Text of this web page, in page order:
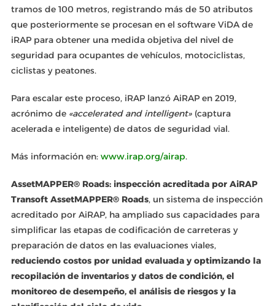
tramos de 100 metros, registrando más de 50 atributos
que posteriormente se procesan en el software ViDA de
iRAP para obtener una medida objetiva del nivel de
seguridad para ocupantes de vehículos, motociclistas,
ciclistas y peatones.
Para escalar este proceso, iRAP lanzó AiRAP en 2019,
acrónimo de «accelerated and intelligent»(captura
acelerada e inteligente) de datos de seguridad vial.
Más información en: www.irap.org/airap.
AssetMAPPER® Roads: inspección acreditada por AiRAP
Transoft AssetMAPPER® Roads, un sistema de inspección
acreditado por AiRAP, ha ampliado sus capacidades para
simplificar las etapas de codificación de carreteras y
preparación de datos en las evaluaciones viales,
reduciendo costos por unidad evaluada y optimizando la
recopilación de inventarios y datos de condición, el
monitoreo de desempeño, el análisis de riesgos y la